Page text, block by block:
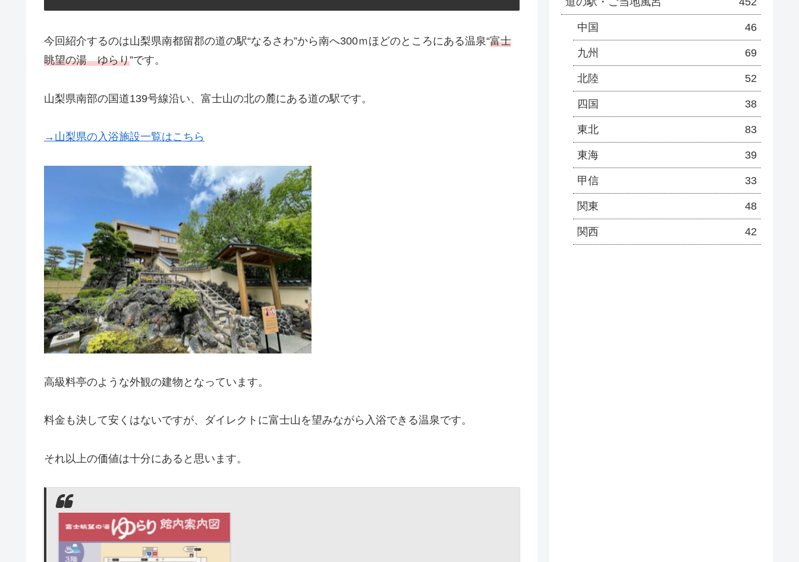
今回紹介するのは山梨県南都留郡の道の駅“なるさわ”から南へ300ｍほどのところにある温泉“富士
眺望の湯 ゆらり”です。
山梨県南部の国道139号線沿い、富士山の北の麓にある道の駅です。
→山梨県の入浴施設一覧はこちら
高級料亭のような外観の建物となっています。
料金も決して安くはないですが、ダイレクトに富士山を望みながら入浴できる温泉です。
それ以上の価値は十分にあると思います。
中国 46
九州 69
北陸 52
四国 38
東北 83
東海 39
甲信 33
関東 48
関西 42